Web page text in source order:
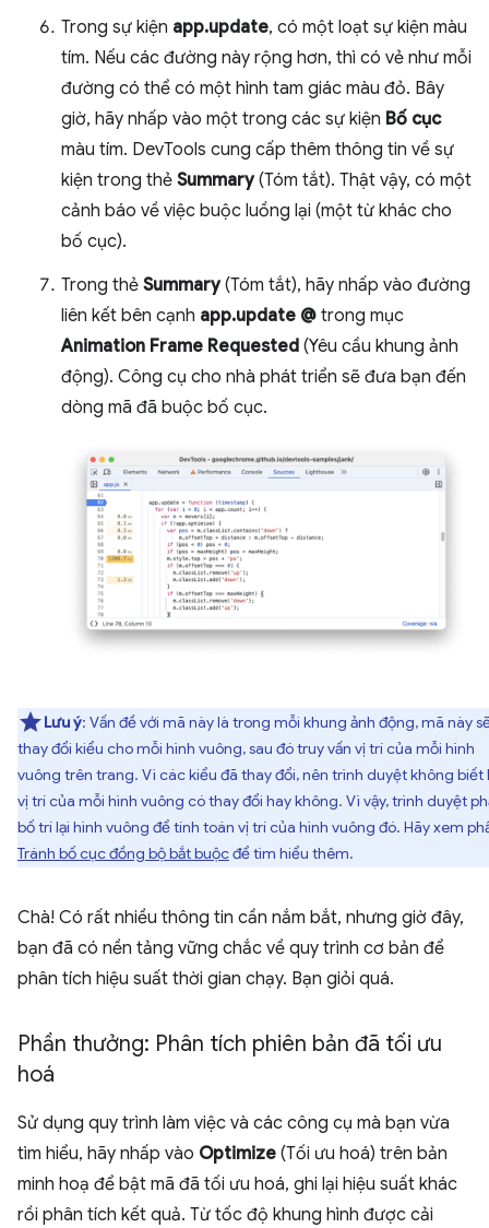
Trong sự kiện app.update, có một loạt sự kiện màu
tím. Nếu các đường này rộng hơn, thì có vẻ như mỗi
đường có thể có một hình tam giác màu đỏ. Bây
giờ, hãy nhấp vào một trong các sự kiện Bố cục
màu tím. DevTools cung cấp thêm thông tin về sự
kiện trong thẻ Summary(Tóm tắt). Thật vậy, có một
cảnh báo về việc buộc luồng lại (một từ khác cho
bố cục).
Trong thẻ Summary(Tóm tắt), hãy nhấp vào đường
liên kết bên cạnh app.update @ trong mục
Animation Frame Requested (Yêu cầu khung ảnh
động). Công cụ cho nhà phát triển sẽ đưa bạn đến
dòng mã đã buộc bố cục.
Lưu ý: Vấn đề với mã này là trong mỗi khung ảnh động, mã này
thay đổi kiểu cho mỗi hình vuông, sau đó truy vấn vị trí của mỗi hình
vuông trên trang. Vì các kiểu đã thay đổi, nên trình duyệt không biết
vị trí của mỗi hình vuông có thay đổi hay không. Vì vậy, trình duyệt
bố trí lại hình vuông để tính toán vị trí của hình vuông đó. Hãy xem
Tránh bố cục đồng bộ bắt buộcđể tìm hiểu thêm.
Chà! Có rất nhiều thông tin cần nắm bắt, nhưng giờ đây,
bạn đã có nền tảng vững chắc về quy trình cơ bản để
phân tích hiệu suất thời gian chạy. Bạn giỏi quá.
Phần thưởng: Phân tích phiên bản đã tối ưu
hoá
Sử dụng quy trình làm việc và các công cụ mà bạn vừa
tìm hiểu, hãy nhấp vào Optimize (Tối ưu hoá) trên bản
minh hoạ để bật mã đã tối ưu hoá, ghi lại hiệu suất khác
rồi phân tích kết quả. Từ tốc độ khung hình được cải